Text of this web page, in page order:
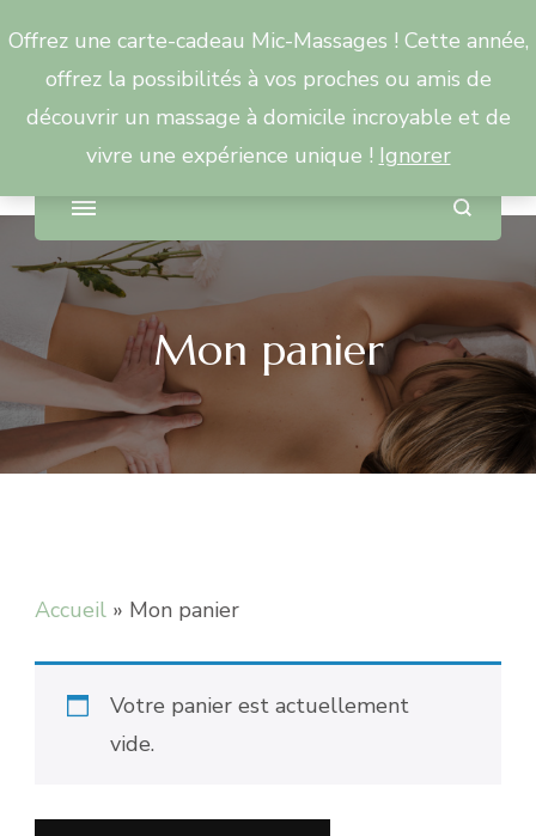
Offrez une carte-cadeau Mic-Massages ! Cette année,
offrez la possibilités à vos proches ou amis de
découvrir un massage à domicile incroyable et de
vivre une expérience unique ! Ignorer
Mic Massages
Et le sourire retrouvé !
Mon panier
Accueil » Mon panier
Votre panier est actuellement
vide.